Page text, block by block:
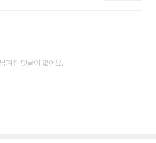
겨진 댓글이 없어요.